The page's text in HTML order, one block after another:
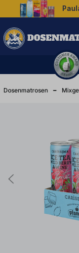
springen
Dosenmatrosen